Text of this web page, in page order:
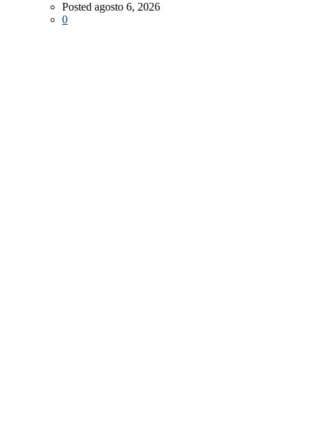
Posted agosto 6, 2026
0